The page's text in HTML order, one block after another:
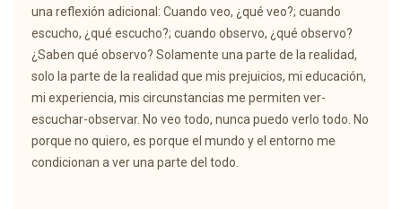
una reflexión adicional: Cuando veo, ¿qué veo?; cuando
escucho, ¿qué escucho?; cuando observo, ¿qué observo?
¿Saben qué observo? Solamente una parte de la realidad,
solo la parte de la realidad que mis prejuicios, mi educación,
mi experiencia, mis circunstancias me permiten ver-
escuchar-observar. No veo todo, nunca puedo verlo todo. No
porque no quiero, es porque el mundo y el entorno me
condicionan a ver una parte del todo.